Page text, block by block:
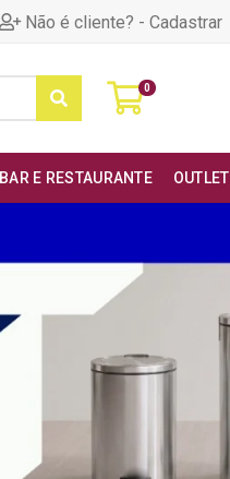
Não é cliente? - Cadastrar
0
BAR E RESTAURANTE OUTLET